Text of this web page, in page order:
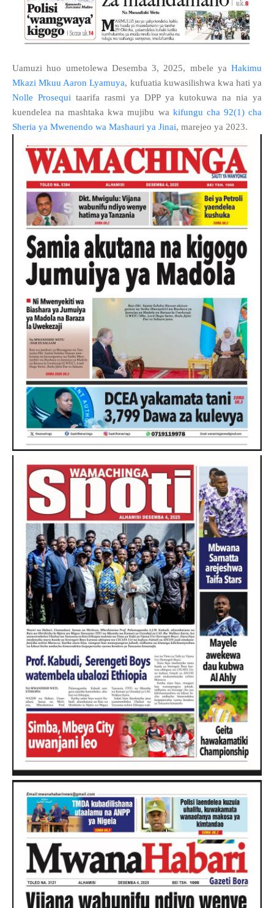
Uamuzi huo umetolewa Desemba 3, 2025, mbele ya Hakimu
Mkazi Mkuu Aaron Lyamuya, kufuatia kuwasilishwa kwa hati ya
Nolle Prosequi taarifa rasmi ya DPP ya kutokuwa na nia ya
kuendelea na mashtaka kwa mujibu wa kifungu cha 92(1) cha
Sheria ya Mwenendo wa Mashauri ya Jinai, marejeo ya 2023.